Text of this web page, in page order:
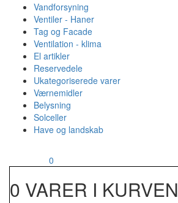
Vandforsyning
Ventiler - Haner
Tag og Facade
Ventilation - klima
El artikler
Reservedele
Ukategoriserede varer
Værnemidler
Belysning
Solceller
Have og landskab
0
0 VARER I KURVEN